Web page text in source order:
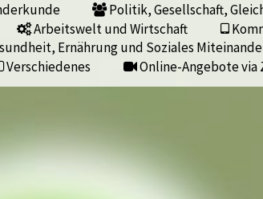
Politik, Gesellschaft,
Arbeitswelt und Wirtschaft
Ernährung und Soziales
Verschiedenes Online-Angebote via